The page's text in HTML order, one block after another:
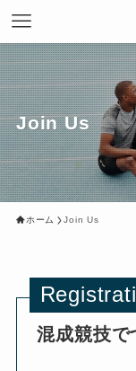
Join Us
ホーム Join Us
混成競技で